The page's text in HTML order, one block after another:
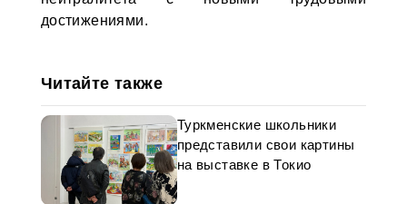
достижениями.
Читайте также
Туркменские школьники
представили свои картины
на выставке в Токио